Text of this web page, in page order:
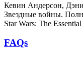
Кевин Андерсон,
Звездные войны.
Star Wars: The
FAQs